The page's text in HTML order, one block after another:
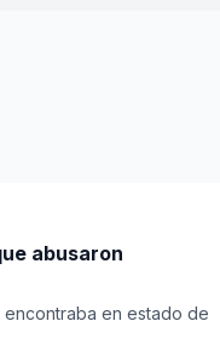
abusaron
encontraba en estado de